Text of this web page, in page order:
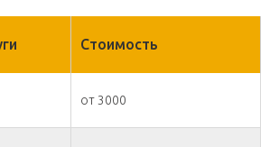
Стоимость
от 3000